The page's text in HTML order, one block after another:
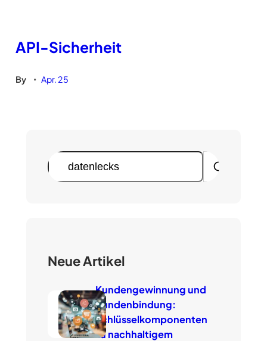
API-Sicherheit
By • Apr. 25
S
u
Neue Artikel
Kundengewinnung und
Kundenbindung:
Schlüsselkomponenten
zu nachhaltigem